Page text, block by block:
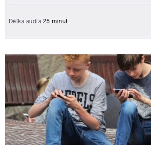
Délka audia 25 minut